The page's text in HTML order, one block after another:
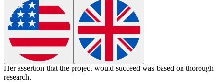
Herassertion that the project would succeed was based on thorough
research.